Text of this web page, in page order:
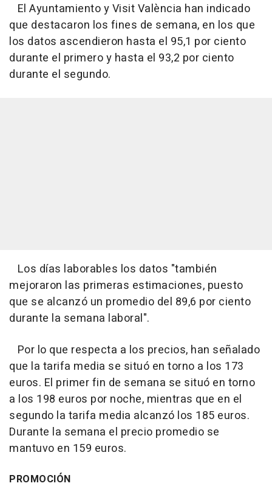
El Ayuntamiento y Visit València han indicado
que destacaron los fines de semana, en los que
los datos ascendieron hasta el 95,1 por ciento
durante el primero y hasta el 93,2 por ciento
durante el segundo.
Los días laborables los datos "también
mejoraron las primeras estimaciones, puesto
que se alcanzó un promedio del 89,6 por ciento
durante la semana laboral".
Por lo que respecta a los precios, han señalado
que la tarifa media se situó en torno a los 173
euros. El primer fin de semana se situó en torno
a los 198 euros por noche, mientras que en el
segundo la tarifa media alcanzó los 185 euros.
Durante la semana el precio promedio se
mantuvo en 159 euros.
PROMOCIÓN